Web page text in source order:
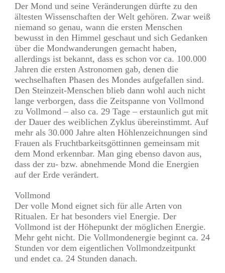
Der Mond und seine Veränderungen dürfte zu den
ältesten Wissenschaften der Welt gehören. Zwar weiß
niemand so genau, wann die ersten Menschen
bewusst in den Himmel geschaut und sich Gedanken
über die Mondwanderungen gemacht haben,
allerdings ist bekannt, dass es schon vor ca. 100.000
Jahren die ersten Astronomen gab, denen die
wechselhaften Phasen des Mondes aufgefallen sind.
Den Steinzeit-Menschen blieb dann wohl auch nicht
lange verborgen, dass die Zeitspanne von Vollmond
zu Vollmond – also ca. 29 Tage – erstaunlich gut mit
der Dauer des weiblichen Zyklus übereinstimmt. Auf
mehr als 30.000 Jahre alten Höhlenzeichnungen sind
Frauen als Fruchtbarkeitsgöttinnen gemeinsam mit
dem Mond erkennbar. Man ging ebenso davon aus,
dass der zu- bzw. abnehmende Mond die Energien
auf der Erde verändert.
Vollmond
Der volle Mond eignet sich für alle Arten von
Ritualen. Er hat besonders viel Energie. Der
Vollmond ist der Höhepunkt der möglichen Energie.
Mehr geht nicht. Die Vollmondenergie beginnt ca. 24
Stunden vor dem eigentlichen Vollmondzeitpunkt
und endet ca. 24 Stunden danach.